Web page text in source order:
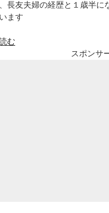
長友夫婦の経歴と１歳半に
ます
む
スポンサ